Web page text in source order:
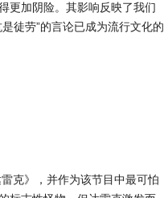
更加阴险。其影响反映了我们
徒劳”的言论已成为流行文化的
克》，并作为该节目中最可怕